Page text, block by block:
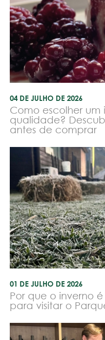
04 DE JULHO DE 2026
Como escolher um
qualidade?
antes de comprar
01 DE JULHO DE 2026
Por que o inverno
para visitar o